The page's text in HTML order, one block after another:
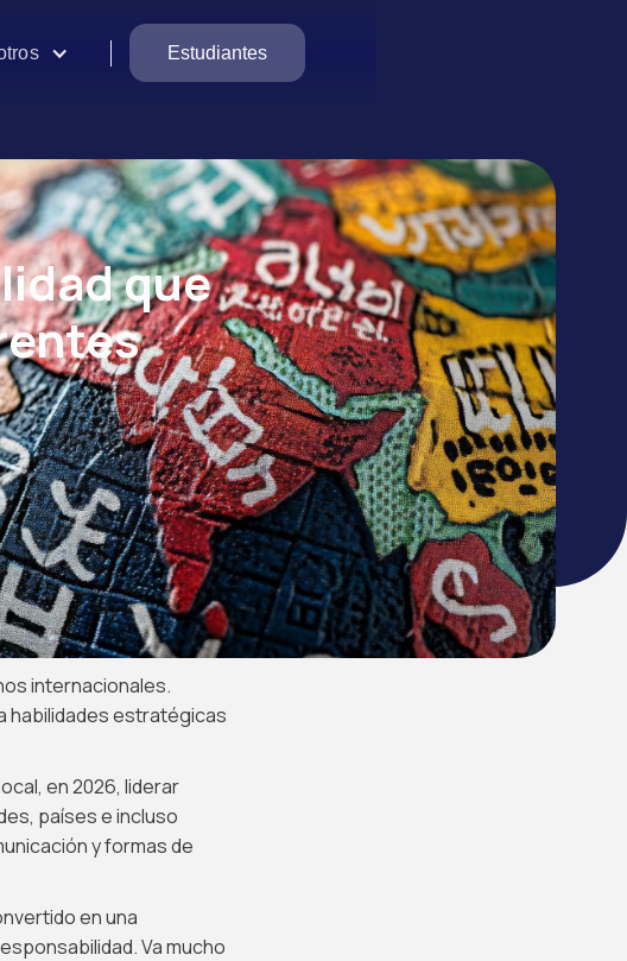
Estudiantes
que
internacionales.
habilidades estratégicas
en 2026, liderar
países e incluso
y formas de
en una
Va mucho